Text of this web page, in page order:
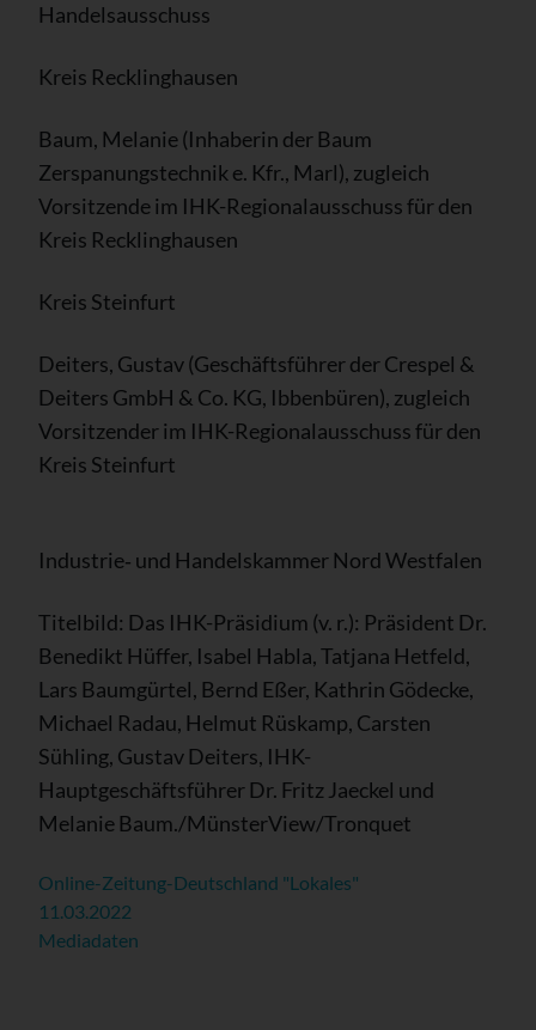
Handelsausschuss
Kreis Recklinghausen
Baum, Melanie (Inhaberin der Baum
Zerspanungstechnik e. Kfr., Marl), zugleich
Vorsitzende im IHK-Regionalausschuss für den
Kreis Recklinghausen
Kreis Steinfurt
Deiters, Gustav (Geschäftsführer der Crespel &
Deiters GmbH & Co. KG, Ibbenbüren), zugleich
Vorsitzender im IHK-Regionalausschuss für den
Kreis Steinfurt
Industrie‑ und Handelskammer Nord Westfalen
Titelbild: Das IHK-Präsidium (v. r.): Präsident Dr.
Benedikt Hüffer, Isabel Habla, Tatjana Hetfeld,
Lars Baumgürtel, Bernd Eßer, Kathrin Gödecke,
Michael Radau, Helmut Rüskamp, Carsten
Sühling, Gustav Deiters, IHK-
Hauptgeschäftsführer Dr. Fritz Jaeckel und
Melanie Baum./MünsterView/Tronquet
Online-Zeitung-Deutschland "Lokales"
11.03.2022
Mediadaten